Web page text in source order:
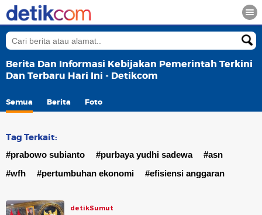
Berita Dan Informasi Kebijakan Pemerintah Terkini
Dan Terbaru Hari Ini - Detikcom
Semua Berita Foto
Tag Terkait:
#prabowo subianto #purbaya yudhi sadewa
#asn
#wfh
#pertumbuhan ekonomi #efisiensi anggaran
detikSumut